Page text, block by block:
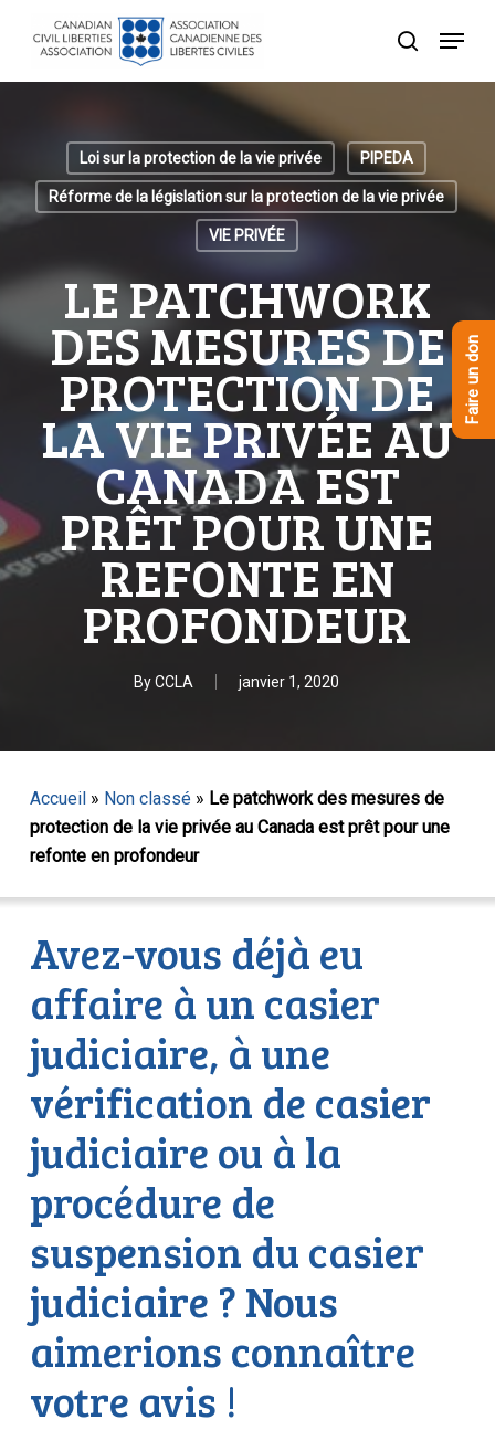
recherche
Menu
Loi sur la protection de la vie privée PIPEDA
Réforme de la législation sur la protection de la vie privée
VIE PRIVÉE
LE PATCHWORK
DES MESURES DE
PROTECTION DE
LA VIE PRIVÉE AU
CANADA EST
PRÊT POUR UNE
REFONTE EN
PROFONDEUR
ByCCLA janvier 1, 2020
Accueil» Non classé» Le patchwork des mesures de
protection de la vie privée au Canada est prêt pour une
refonte en profondeur
Avez-vous déjà eu
affaire à un casier
judiciaire, à une
vérification de casier
judiciaire ou à la
procédure de
suspension du casier
judiciaire ? Nous
aimerions connaître
votre avis !
Faire un don